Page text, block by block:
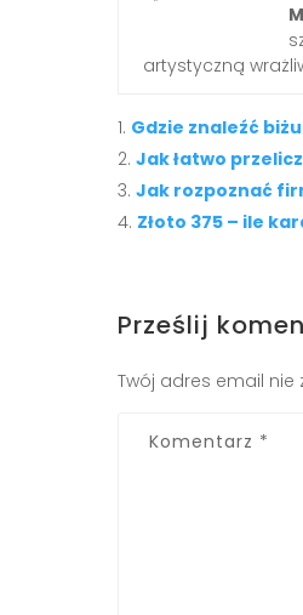
artystyczną
Gdzie znaleźć
Jak łatwo
Jak rozpoznać
Złoto 375 – ile
Prześlij
Twój adres email